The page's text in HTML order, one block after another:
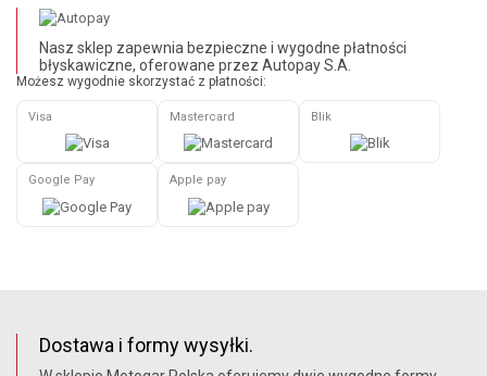
Nasz sklep zapewnia bezpieczne i wygodne płatności
błyskawiczne, oferowane przez Autopay S.A.
Możesz wygodnie skorzystać z płatności:
Visa Mastercard Blik
Google Pay Apple pay
Dostawa i formy wysyłki.